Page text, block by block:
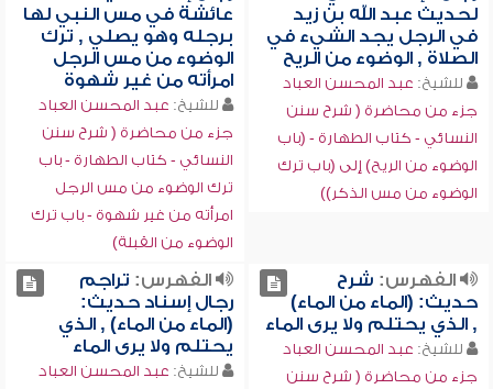
لحديث عبد الله بن زيد
في الرجل يجد الشيء في
الصلاة , الوضوء من الريح
للشيخ: عبد المحسن العباد
جزء من محاضرة ( شرح سنن
النسائي - كتاب الطهارة - (باب
الوضوء من الريح) إلى (باب ترك
الوضوء من مس الذكر))
عائشة في مس النبي لها
برجله وهو يصلي , ترك
الوضوء من مس الرجل
امرأته من غير شهوة
للشيخ: عبد المحسن العباد
جزء من محاضرة ( شرح سنن
النسائي - كتاب الطهارة - باب
ترك الوضوء من مس الرجل
امرأته من غير شهوة - باب ترك
الوضوء من القبلة)
الفهرس: شرح
حديث: (الماء من الماء)
, الذي يحتلم ولا يرى الماء
للشيخ: عبد المحسن العباد
جزء من محاضرة ( شرح سنن
الفهرس: تراجم
رجال إسناد حديث:
(الماء من الماء) , الذي
يحتلم ولا يرى الماء
للشيخ: عبد المحسن العباد